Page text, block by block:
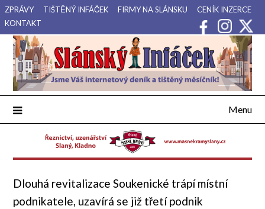
Přejdi
na
obsah
ZPRÁVY TIŠTĚNÝ INFÁČEK FIRMY NA SLÁNSKU
CENÍK INZERCE
KONTAKT
Slánský Infáček
Váš internetový deník a tištěný měsíčník pro Slánsko, Kladensko
a Lounsko.
Menu
Dlouhá revitalizace Soukenické trápí místní
podnikatele, uzavírá se již třetí podnik